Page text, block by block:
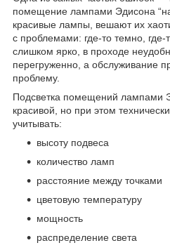
помещение лампами Эдисона
красивые лампы, вешают их
с проблемами: где-то темно, где-
слишком ярко, в проходе
перегруженно, а обслуживание
проблему.
Подсветка помещений лампами
красивой, но при этом
учитывать:
высоту подвеса
количество ламп
расстояние между точками
цветовую температуру
мощность
распределение света